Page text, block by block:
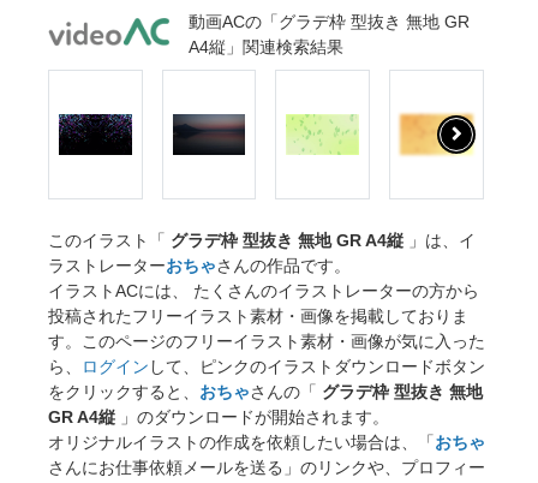
動画ACの「グラデ枠 型抜き 無地 GR
A4縦」関連検索結果
このイラスト「 グラデ枠 型抜き 無地 GR A4縦 」は、イ
ラストレーターおちゃさんの作品です。
イラストACには、 たくさんのイラストレーターの方から
投稿されたフリーイラスト素材・画像を掲載しておりま
す。このページのフリーイラスト素材・画像が気に入った
ら、
ログイン して、ピンクのイラストダウンロードボタン
をクリックすると、 おちゃさんの「 グラデ枠 型抜き 無地
GR A4縦 」のダウンロードが開始されます。
オリジナルイラストの作成を依頼したい場合は、「おちゃ
さんにお仕事依頼メールを送る」のリンクや、プロフィー